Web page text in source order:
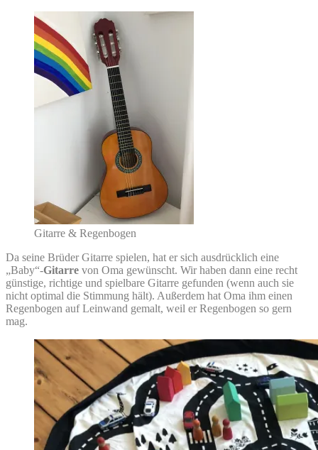
Gitarre & Regenbogen
Da seine Brüder Gitarre spielen, hat er sich ausdrücklich eine
„Baby“-Gitarre von Oma gewünscht. Wir haben dann eine recht
günstige, richtige und spielbare Gitarre gefunden (wenn auch sie
nicht optimal die Stimmung hält). Außerdem hat Oma ihm einen
Regenbogen auf Leinwand gemalt, weil er Regenbogen so gern
mag.